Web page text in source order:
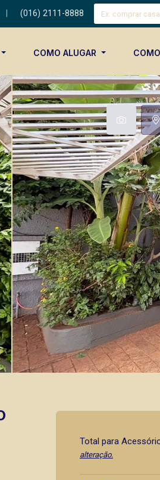
(016) 2111-8888
COMO ALUGAR
Total para
alteração.